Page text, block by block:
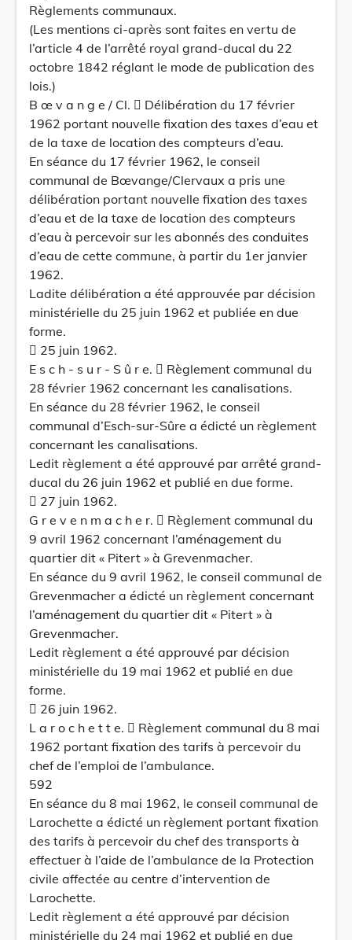
Règlements communaux.
(Les mentions ci-après sont faites en vertu de
l’article 4 de l’arrêté royal grand-ducal du 22
octobre 1842 réglant le mode de publication des
lois.)
B œ v a n g e / Cl.  Délibération du 17 février
1962 portant nouvelle fixation des taxes d’eau et
de la taxe de location des compteurs d’eau.
En séance du 17 février 1962, le conseil
communal de Bœvange/Clervaux a pris une
délibération portant nouvelle fixation des taxes
d’eau et de la taxe de location des compteurs
d’eau à percevoir sur les abonnés des conduites
d’eau de cette commune, à partir du 1er janvier
1962.
Ladite délibération a été approuvée par décision
ministérielle du 25 juin 1962 et publiée en due
forme.
 25 juin 1962.
E s c h - s u r - S û r e.  Règlement communal du
28 février 1962 concernant les canalisations.
En séance du 28 février 1962, le conseil
communal d’Esch-sur-Sûre a édicté un règlement
concernant les canalisations.
Ledit règlement a été approuvé par arrêté grand-
ducal du 26 juin 1962 et publié en due forme.
 27 juin 1962.
G r e v e n m a c h e r.  Règlement communal du
9 avril 1962 concernant l’aménagement du
quartier dit « Pitert » à Grevenmacher.
En séance du 9 avril 1962, le conseil communal de
Grevenmacher a édicté un règlement concernant
l’aménagement du quartier dit « Pitert » à
Grevenmacher.
Ledit règlement a été approuvé par décision
ministérielle du 19 mai 1962 et publié en due
forme.
 26 juin 1962.
L a r o c h e t t e.  Règlement communal du 8 mai
1962 portant fixation des tarifs à percevoir du
chef de l’emploi de l’ambulance.
592
En séance du 8 mai 1962, le conseil communal de
Larochette a édicté un règlement portant fixation
des tarifs à percevoir du chef des transports à
effectuer à l’aide de l’ambulance de la Protection
civile affectée au centre d’intervention de
Larochette.
Ledit règlement a été approuvé par décision
ministérielle du 24 mai 1962 et publié en due